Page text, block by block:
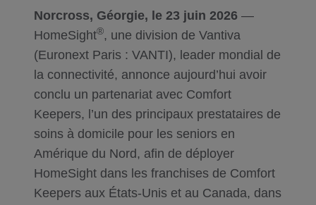
Norcross, Géorgie, le 23 juin 2026 —
HomeSight®, une division de Vantiva
(Euronext Paris : VANTI), leader mondial de
la connectivité, annonce aujourd’hui avoir
conclu un partenariat avec Comfort
Keepers, l’un des principaux prestataires de
soins à domicile pour les seniors en
Amérique du Nord, afin de déployer
HomeSight dans les franchises de Comfort
Keepers aux États-Unis et au Canada, dans